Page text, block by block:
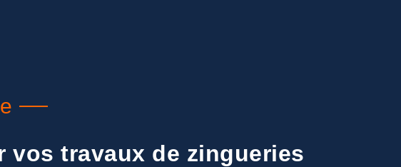
vos travaux de zingueries